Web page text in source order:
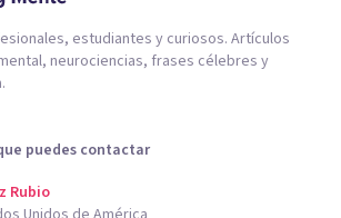
estudiantes y curiosos. Artículos
neurociencias, frases célebres y
puedes contactar
Rubio